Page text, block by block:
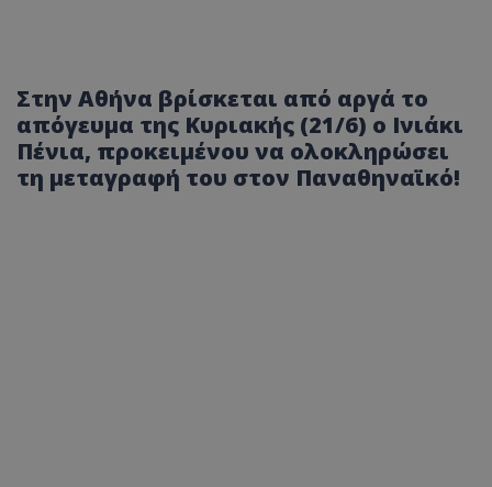
Στην Αθήνα βρίσκεται από αργά το
απόγευμα της Κυριακής (21/6) ο Ινιάκι
Πένια, προκειμένου να ολοκληρώσει
τη μεταγραφή του στον Παναθηναϊκό!